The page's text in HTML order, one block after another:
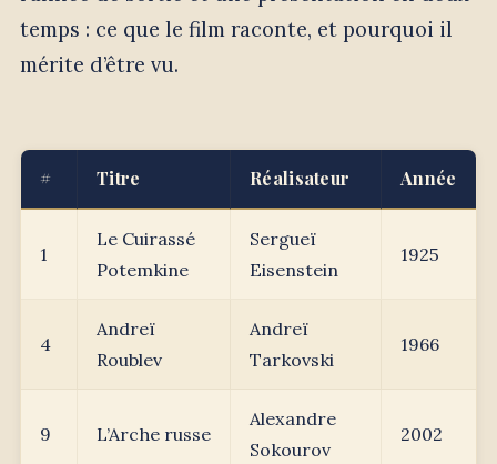
temps : ce que le film raconte, et pourquoi il
mérite d’être vu.
# Titre Réalisateur Année
1
Le Cuirassé
Potemkine
Sergueï
Eisenstein
1925
4
Andreï
Roublev
Andreï
Tarkovski
1966
9 L’Arche russe
Alexandre
Sokourov
2002